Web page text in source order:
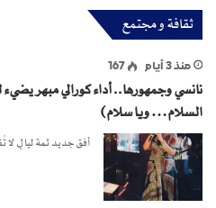
ثقافة و مجتمع
منذ 3 أيام 167
نانسي وجمهورها.. أداء كورالي مبهر يضيء
السلام… ويا سلام)
أفق جديد ثمة ليالٍ لا